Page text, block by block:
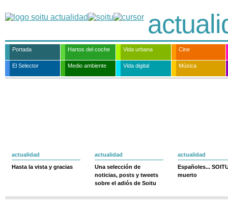
Portada Hartos del coche Vida urbana Cine
El Selector Medio ambiente Vida digital Música
actualidad
Hasta la vista y gracias
actualidad
Una selección de
noticias, posts y tweets
sobre el adiós de Soitu
actualidad
Españoles...
muerto